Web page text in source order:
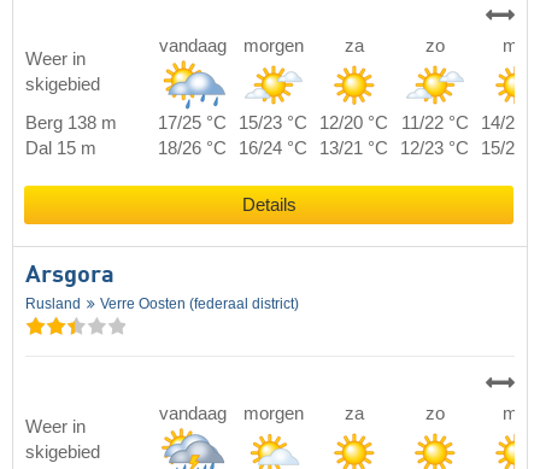
Weer in
skigebied
vandaag morgen za zo ma
Berg 138 m 17/25 °C 15/23 °C 12/20 °C 11/22 °C
14/24
Dal 15 m
18/26 °C 16/24 °C 13/21 °C 12/23 °C 15/25
Details
Arsgora
Rusland Verre Oosten (federaal district)
Weer in
skigebied
vandaag morgen za zo ma